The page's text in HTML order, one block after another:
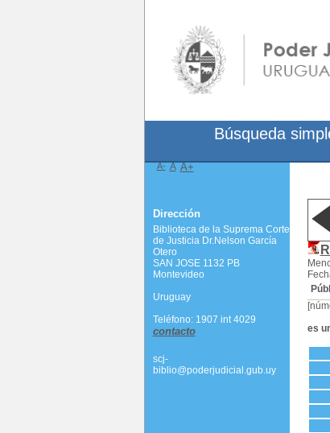
es
Búsqueda
A- A A+
Dirección
Biblioteca de la Suprema Corte
de Justicia Dr.Nelson García
Otero
SAN JOSE 1132 PB
Montevideo
Uruguay
Teléfono: 1907 int 4029
contacto
scj-
biblio@poderjudicial.gub.uy